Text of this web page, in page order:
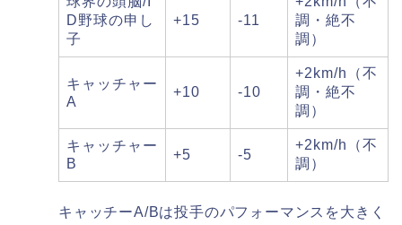
D野球の申し
子
+15 -11
調・絶不
調）​
キャッチャー
A
+10 -10
+2km/h（不
調・絶不
調）​
キャッチャー
B
+5 -5
+2km/h（不
調）​
キャッチーA/Bは投手のパフォーマンスを大きく